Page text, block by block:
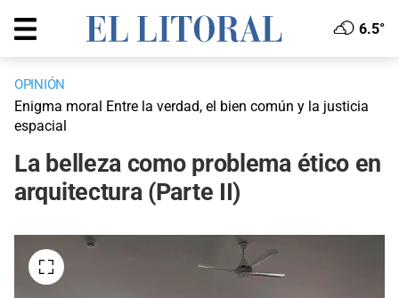
6.5°
OPINIÓN
Enigma moral Entre la verdad, el bien común y la justicia
espacial
La belleza como problema ético en
arquitectura (Parte II)